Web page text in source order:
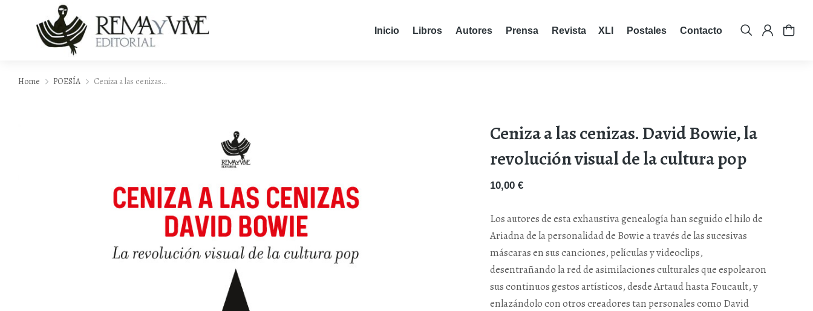
Inicio Libros Autores Prensa Revista XLI Postales Contacto
You are here:
Home POESÍA Ceniza a las cenizas…
Ceniza a las cenizas. David Bowie, la
revolución visual de la cultura pop
10,00 €
Los autores de esta exhaustiva genealogía han seguido el hilo de
Ariadna de la personalidad de Bowie a través de las sucesivas
máscaras en sus canciones, películas y videoclips,
desentrañando la red de asimilaciones culturales que espolearon
sus continuos gestos artísticos, desde Artaud hasta Foucault, y
enlazándolo con otros creadores tan personales como David